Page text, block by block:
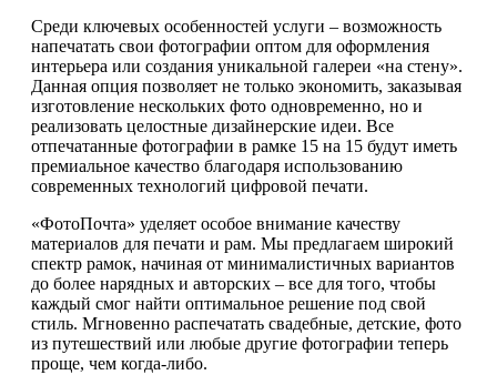
Среди ключевых особенностей услуги – возможность
напечатать свои фотографии оптом для оформления
интерьера или создания уникальной галереи «на стену».
Данная опция позволяет не только экономить, заказывая
изготовление нескольких фото одновременно, но и
реализовать целостные дизайнерские идеи. Все
отпечатанные фотографии в рамке 15 на 15 будут иметь
премиальное качество благодаря использованию
современных технологий цифровой печати.
«ФотоПочта» уделяет особое внимание качеству
материалов для печати и рам. Мы предлагаем широкий
спектр рамок, начиная от минималистичных вариантов
до более нарядных и авторских – все для того, чтобы
каждый смог найти оптимальное решение под свой
стиль. Мгновенно распечатать свадебные, детские, фото
из путешествий или любые другие фотографии теперь
проще, чем когда-либо.